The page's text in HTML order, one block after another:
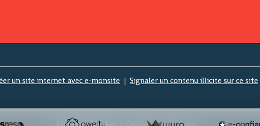
un site internet avec e-monsite Signaler un contenu illicite sur ce site